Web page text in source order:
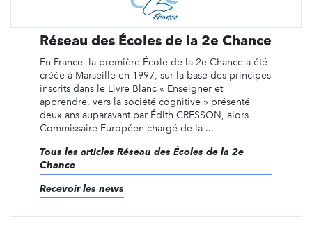
Réseau des Écoles de la 2e Chance
En France, la première École de la 2e Chance a été
créée à Marseille en 1997, sur la base des principes
inscrits dans le Livre Blanc « Enseigner et
apprendre, vers la société cognitive » présenté
deux ans auparavant par Édith CRESSON, alors
Commissaire Européen chargé de la ...
Tous les articles Réseau des Écoles de la 2e
Chance
Recevoir les news